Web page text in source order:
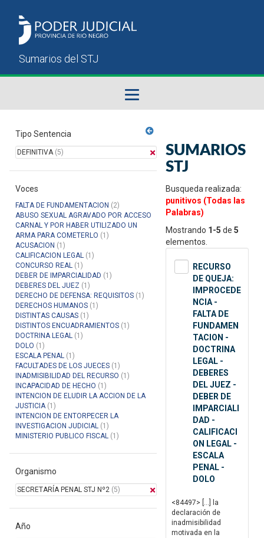
Sumarios del STJ
Manual del Usuario
Tipo Sentencia
DEFINITIVA(5)
Voces
FALTA DE FUNDAMENTACION (2)
ABUSO SEXUAL AGRAVADO POR ACCESO
CARNAL Y POR HABER UTILIZADO UN
ARMA PARA COMETERLO (1)
ACUSACION (1)
CALIFICACION LEGAL (1)
CONCURSO REAL (1)
DEBER DE IMPARCIALIDAD (1)
DEBERES DEL JUEZ (1)
DERECHO DE DEFENSA: REQUISITOS (1)
DERECHOS HUMANOS (1)
DISTINTAS CAUSAS (1)
DISTINTOS ENCUADRAMIENTOS (1)
DOCTRINA LEGAL (1)
DOLO (1)
ESCALA PENAL (1)
FACULTADES DE LOS JUECES (1)
INADMISIBILIDAD DEL RECURSO (1)
INCAPACIDAD DE HECHO (1)
INTENCION DE ELUDIR LA ACCION DE LA
JUSTICIA(1)
INTENCION DE ENTORPECER LA
INVESTIGACION JUDICIAL (1)
MINISTERIO PUBLICO FISCAL (1)
Organismo
SECRETARÍA PENAL STJ Nº2 (5)
Año
SUMARIOS
STJ
Busqueda realizada:
punitivos (Todas las
Palabras)
Mostrando 1-5 de 5
elementos.
RECURSO
DE QUEJA:
IMPROCEDE
NCIA -
FALTA DE
FUNDAMEN
TACION -
DOCTRINA
LEGAL -
DEBERES
DEL JUEZ -
DEBER DE
IMPARCIALI
DAD -
CALIFICACI
ON LEGAL -
ESCALA
PENAL -
DOLO
<84497> […] la
declaración de
inadmisibilidad
motivada en la